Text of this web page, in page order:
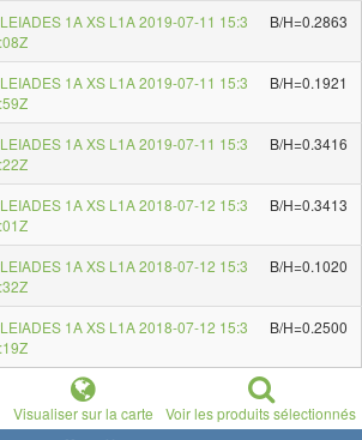
1A XS L1A 2019-07-11 15:3
B/H=0.2863
1A XS L1A 2019-07-11 15:3
B/H=0.1921
1A XS L1A 2019-07-11 15:3
B/H=0.3416
1A XS L1A 2018-07-12 15:3
B/H=0.3413
1A XS L1A 2018-07-12 15:3
B/H=0.1020
1A XS L1A 2018-07-12 15:3
B/H=0.2500
Visualiser sur la carte Voir les produits sélectionnés